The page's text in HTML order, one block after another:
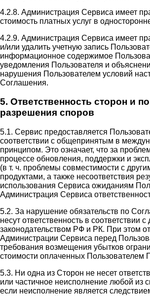
4.2.8. Администрация Сервиса имеет
стоимость платных услуг в
4.2.9. Администрация Сервиса имеет
и/или удалить учетную запись
информационное содержимое
уведомления Пользователя и
нарушения Пользователем условий
Соглашения.
5. Ответственность сторон и
разрешения споров
5.1. Сервис предоставляется
соответствии с общепринятым в
принципом. Это означает, что за
процессе обновления, поддержки и
(в т. ч. проблемы совместимости с
продуктами, а также несоответствия
использования Сервиса ожиданиям
Администрация Сервиса
5.2. За нарушение обязательств по
несут ответственность в соответствии
законодательством РФ и РК. При этом
Администрации Сервиса перед
требования возмещения убытков
стоимости оплаченных Пользователем
5.3. Ни одна из Сторон не несет
или частичное неисполнение любой из
если неисполнение является